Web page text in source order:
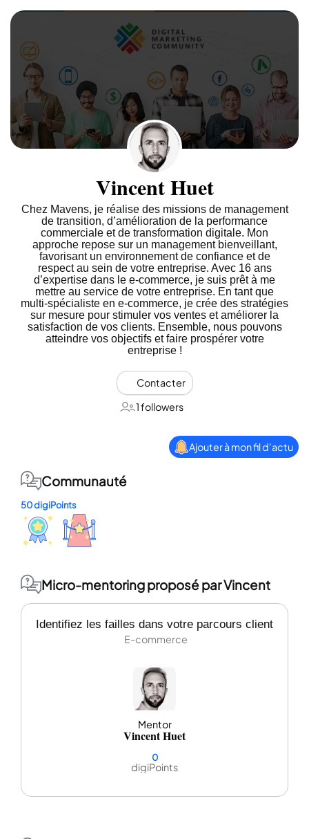
Vincent Huet
Chez Mavens, je réalise des missions de management
de transition, d’amélioration de la performance
commerciale et de transformation digitale. Mon
approche repose sur un management bienveillant,
favorisant un environnement de confiance et de
respect au sein de votre entreprise. Avec 16 ans
d’expertise dans le e-commerce, je suis prêt à me
mettre au service de votre entreprise. En tant que
multi-spécialiste en e-commerce, je crée des stratégies
sur mesure pour stimuler vos ventes et améliorer la
satisfaction de vos clients. Ensemble, nous pouvons
atteindre vos objectifs et faire prospérer votre
entreprise !
Contacter
1 followers
Ajouter à mon fil d'actu
Communauté
50 digiPoints
Micro-mentoring proposé par Vincent
Identifiez les failles dans votre parcours client
E-commerce
Mentor
Vincent Huet
digiPoints
0